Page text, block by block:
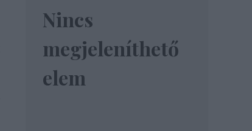
Nincs
megjeleníthető
elem